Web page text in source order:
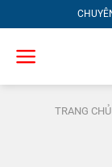
qua
nội
TRANG CHỦ